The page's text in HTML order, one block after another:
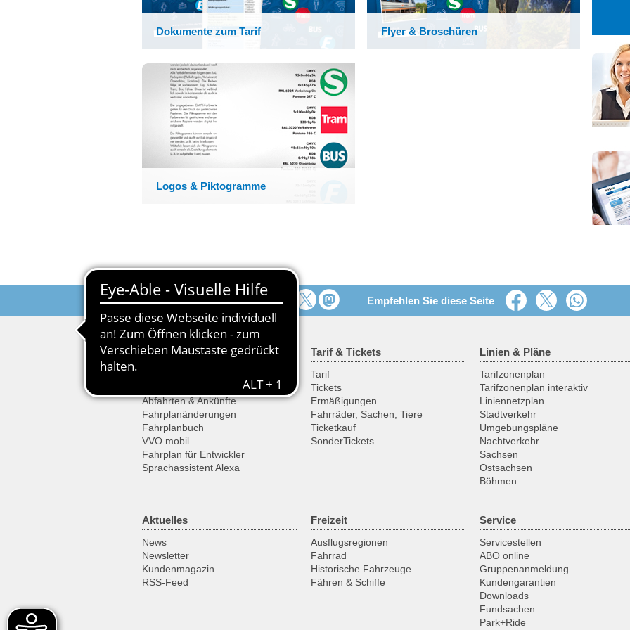
Dokumente zum Tarif
Beförderungsbedingungen und
Tarifbestimmungen, Sonder­regelung­en
und -angebote zusammengefasst.
Logos & Piktogramme
Flyer & Broschüren
12
19
25 26
1 2
Folgen Sie uns Empfehlen Sie diese Seite
Fahrplan
Abfahrten & Ankünfte
Fahrplanänderungen
Fahrplanbuch
VVO mobil
Fahrplan für Entwickler
Sprachassistent Alexa
Tarif & Tickets
Tarif
Tickets
Ermäßigungen
Fahrräder, Sachen, Tiere
Ticketkauf
SonderTickets
Linien & Pläne
Tarifzonenplan
Tarifzonenplan interaktiv
Liniennetzplan
Stadtverkehr
Umgebungspläne
Nachtverkehr
Sachsen
Ostsachsen
Böhmen
Aktuelles
News
Newsletter
Kundenmagazin
RSS-Feed
Freizeit
Ausflugsregionen
Fahrrad
Historische Fahrzeuge
Fähren & Schiffe
Service
Servicestellen
ABO online
Gruppenanmeldung
Kundengarantien
Downloads
Fundsachen
Park+Ride